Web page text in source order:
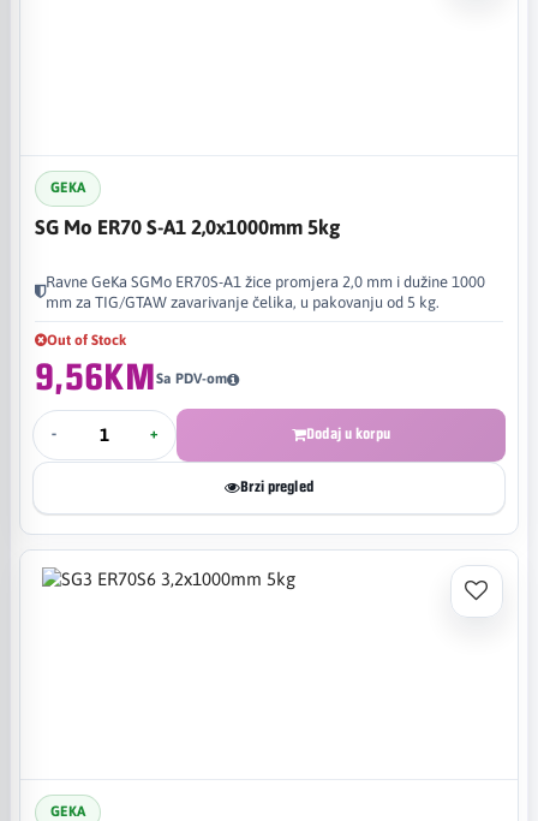
GEKA
SG Mo ER70 S-A1 2,0x1000mm 5kg
Ravne GeKa SGMo ER70S-A1 žice promjera 2,0 mm i dužine 1000
mm za TIG/GTAW zavarivanje čelika, u pakovanju od 5 kg.
Out of Stock
9,56KMSa PDV-om
- + Dodaj u korpu
Brzi pregled
GEKA